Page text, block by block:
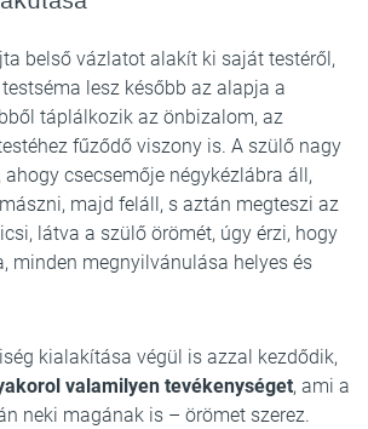
belső vázlatot alakít ki saját testéről,
lesz később az alapja a
táplálkozik az önbizalom, az
fűződő viszony is. A szülő nagy
csecsemője négykézlábra áll,
majd feláll, s aztán megteszi az
látva a szülő örömét, úgy érzi, hogy
minden megnyilvánulása helyes és
kialakítása végül is azzal kezdődik,
valamilyen tevékenységet, ami a
neki magának is – örömet szerez.